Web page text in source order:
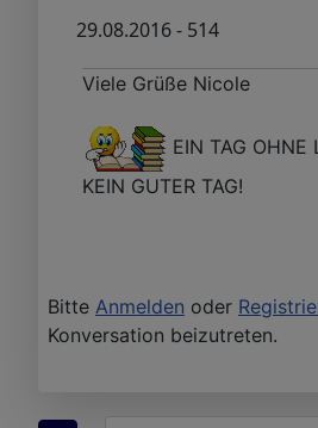
29.08.2016 - 514
Viele Grüße Nicole
EIN TAG OHNE
KEIN GUTER TAG!
Bitte Anmelden oder
Konversation beizutreten.